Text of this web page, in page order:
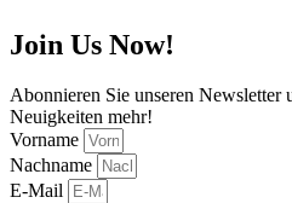
Join Us Now!
Abonnieren Sie unseren Newsletter
Neuigkeiten mehr!
Vorname
Nachname
E-Mail